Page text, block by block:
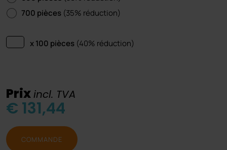
700 pièces (35% réduction)
x 100 pièces (40% réduction)
Prix ​​incl. TVA
€ 131,44
COMMANDE